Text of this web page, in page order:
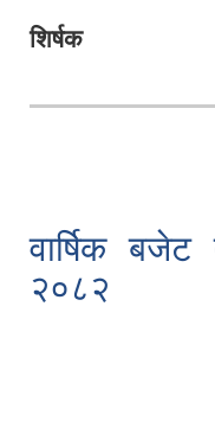
शिर्षक
वार्षिक बजेट
२०८२